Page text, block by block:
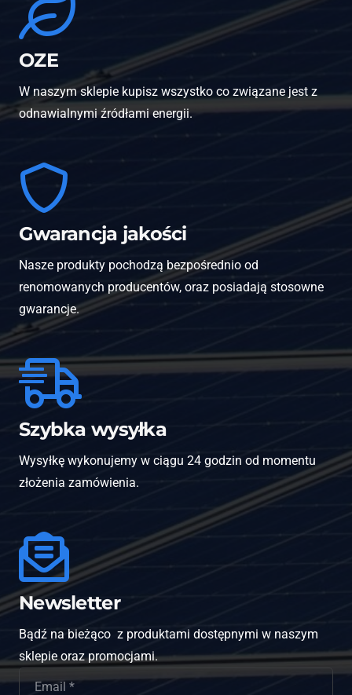
OZE
W naszym sklepie kupisz wszystko co związane jest z
odnawialnymi źródłami energii.
Gwarancja jakości
Nasze produkty pochodzą bezpośrednio od
renomowanych producentów, oraz posiadają stosowne
gwarancje.
Szybka wysyłka
Wysyłkę wykonujemy w ciągu 24 godzin od momentu
złożenia zamówienia.
Newsletter
Bądź na bieżąco z produktami dostępnymi w naszym
sklepie oraz promocjami.